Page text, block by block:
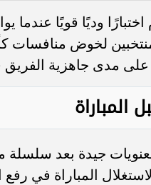
وديًا قويًا
مدى جاهزية الفريق
جيدة بعد سلسلة من
المباراة في رفع